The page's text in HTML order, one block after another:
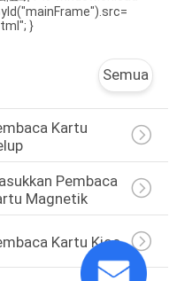
}
Semua
Kartu
Pembaca
Magnetik
Kartu Kios